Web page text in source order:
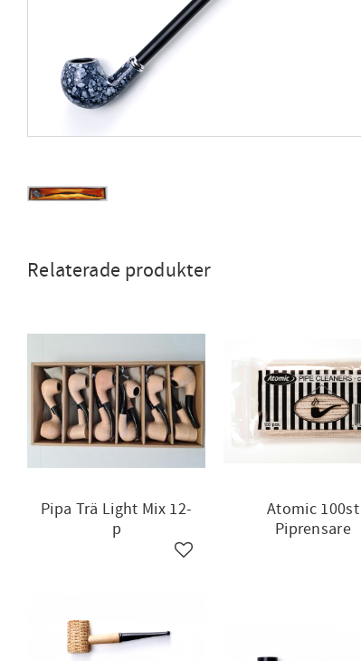
Relaterade produkter
Pipa Trä Light Mix 12-
p
Lägg till i favoriter
Atomic 100st
Piprensare